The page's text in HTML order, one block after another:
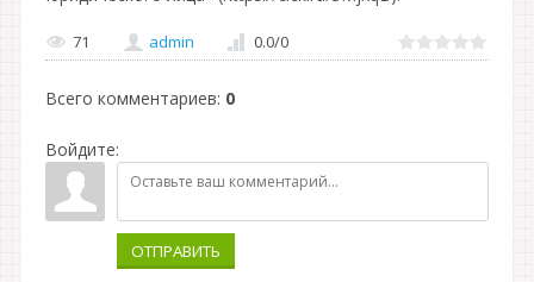
71 admin 0.0/0
Всего комментариев: 0
Войдите:
ОТПРАВИТЬ